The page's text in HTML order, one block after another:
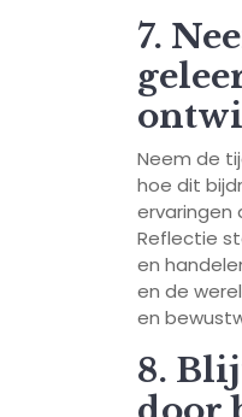
7.
Neem de
hoe dit
ervaringen
Reflectie
en
en de
en
8.